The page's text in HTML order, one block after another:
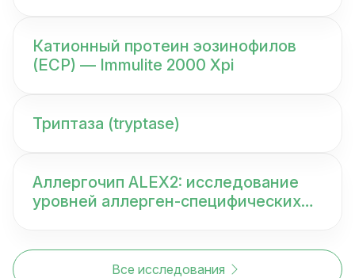
Катионный протеин эозинофилов
(ECP) — Immulite 2000 Xpi
Триптаза (tryptase)
Аллергочип ALEX2: исследование
уровней аллерген-специфических
Все исследования